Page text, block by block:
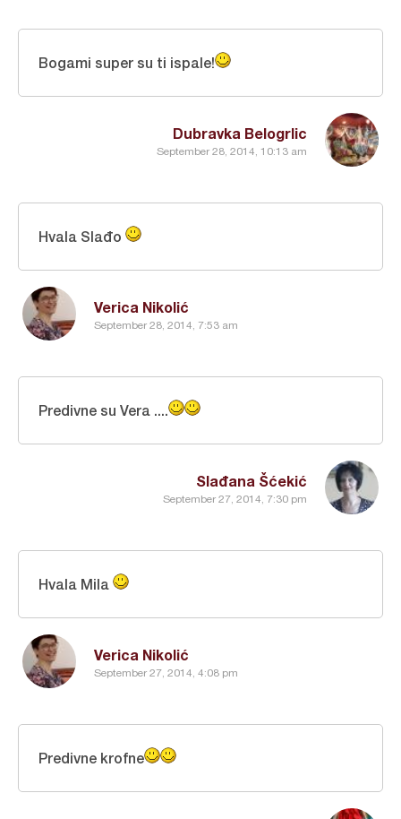
Dubravka Belogrlic
September 28, 2014, 10:13 am
Bogami super su ti ispale!
Verica Nikolić
September 28, 2014, 7:53 am
Hvala Slađo
Slađana Šćekić
September 27, 2014, 7:30 pm
Predivne su Vera ....
Verica Nikolić
September 27, 2014, 4:08 pm
Hvala Mila
Predivne krofne